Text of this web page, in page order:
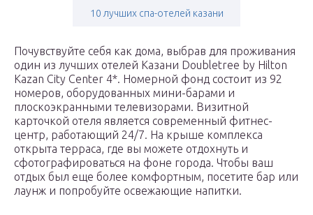
10 лучших спа-отелей казани
Почувствуйте себя как дома, выбрав для проживания
один из лучших отелей Казани Doubletree by Hilton
Kazan City Center 4*. Номерной фонд состоит из 92
номеров, оборудованных мини-барами и
плоскоэкранными телевизорами. Визитной
карточкой отеля является современный фитнес-
центр, работающий 24/7. На крыше комплекса
открыта терраса, где вы можете отдохнуть и
сфотографироваться на фоне города. Чтобы ваш
отдых был еще более комфортным, посетите бар или
лаунж и попробуйте освежающие напитки.